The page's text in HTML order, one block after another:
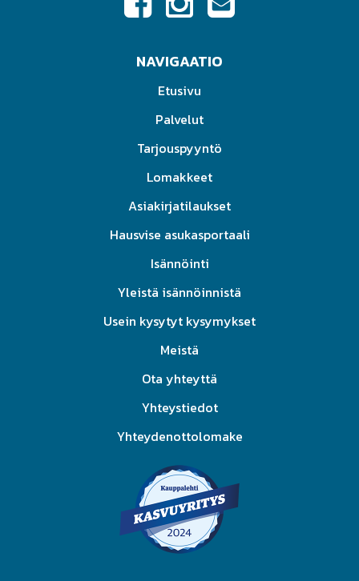
NAVIGAATIO
Etusivu
Palvelut
Tarjouspyyntö
Lomakkeet
Asiakirjatilaukset
Hausvise asukasportaali
Isännöinti
Yleistä isännöinnistä
Usein kysytyt kysymykset
Meistä
Ota yhteyttä
Yhteystiedot
Yhteydenottolomake